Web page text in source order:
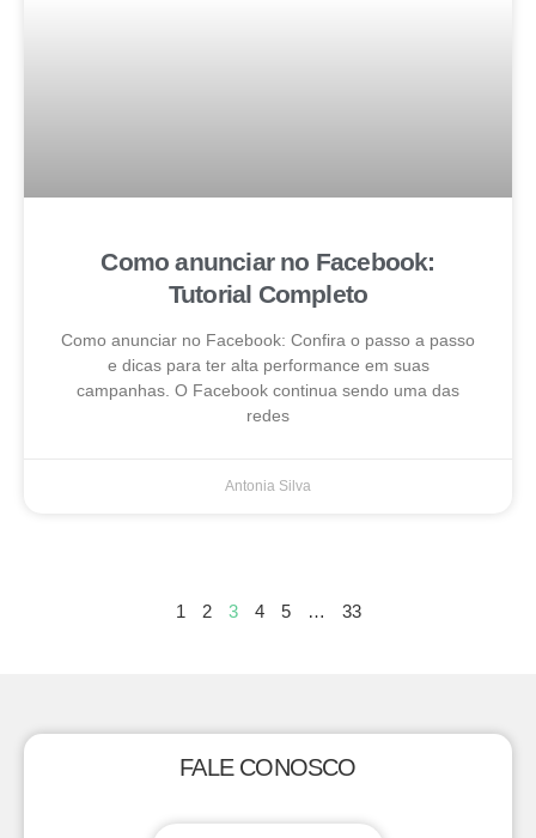
Como anunciar no Facebook:
Tutorial Completo
Como anunciar no Facebook: Confira o passo a passo
e dicas para ter alta performance em suas
campanhas. O Facebook continua sendo uma das
redes
Antonia Silva
1 2 3 4 5 … 33
FALE CONOSCO